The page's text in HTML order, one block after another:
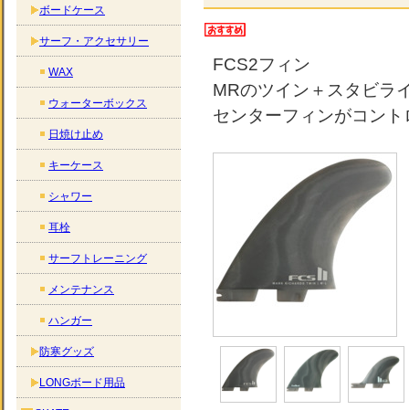
FCS2フィン
MRのツイン＋スタビラ
センターフィンがコン
ボードケース
サーフ・アクセサリー
WAX
ウォーターボックス
日焼け止め
キーケース
シャワー
耳栓
サーフトレーニング
メンテナンス
ハンガー
防寒グッズ
LONGボード用品